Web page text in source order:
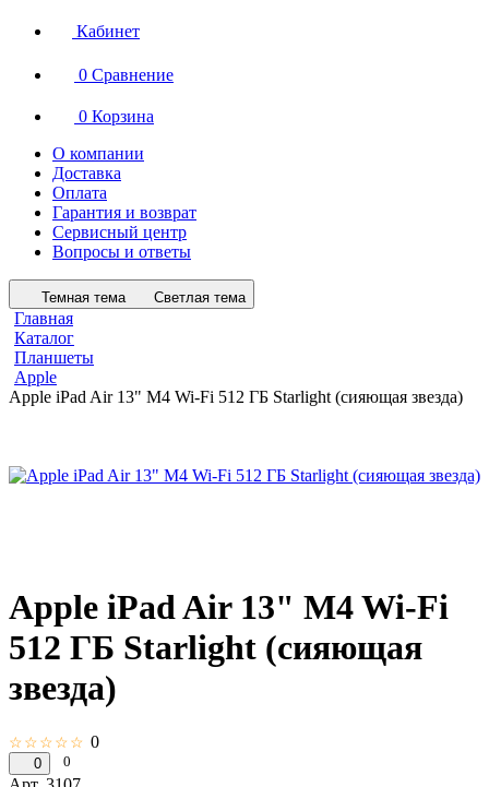
Кабинет
0 Сравнение
0 Корзина
О компании
Доставка
Оплата
Гарантия и возврат
Сервисный центр
Вопросы и ответы
Темная тема Светлая тема
Главная
Каталог
Планшеты
Apple
Apple iPad Air 13" M4 Wi-Fi 512 ГБ Starlight (сияющая звезда)
Apple iPad Air 13" M4 Wi-Fi
512 ГБ Starlight (сияющая
звезда)
☆☆☆☆☆ 0
0 0